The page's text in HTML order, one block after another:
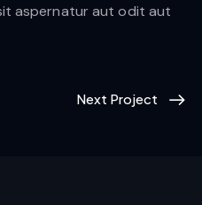
aspernatur aut odit aut
Next Project